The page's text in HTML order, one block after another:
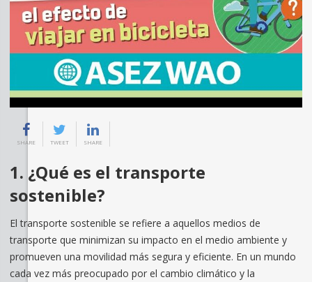
SHARE TWEET SHARE
1. ¿Qué es el transporte
sostenible?
El transporte sostenible se refiere a aquellos medios de
transporte que minimizan su impacto en el medio ambiente y
promueven una movilidad más segura y eficiente. En un mundo
cada vez más preocupado por el cambio climático y la